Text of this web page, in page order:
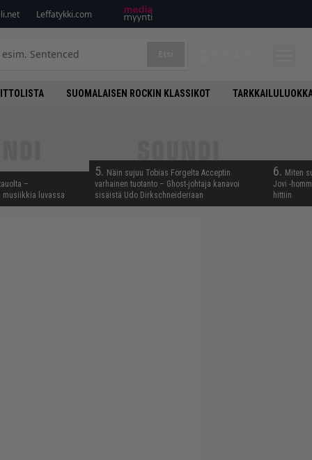
Leffatykki.com
SUOMALAISEN ROCKIN KLASSIKOT
–
musiikkia luvassa
5. Näin sujuu Tobias Forgelta Acceptin
varhainen tuotanto – Ghost-johtaja kanavoi
sisäistä Udo Dirkschneideriaan
6. Miten
Jovi -
hittiin